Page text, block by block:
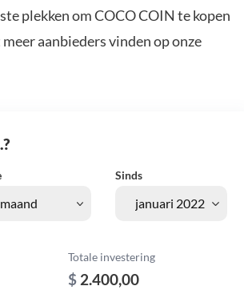
plekken om COCO COIN te kopen
aanbieders vinden op onze
Sinds
Totale investering
$ 2.400,00